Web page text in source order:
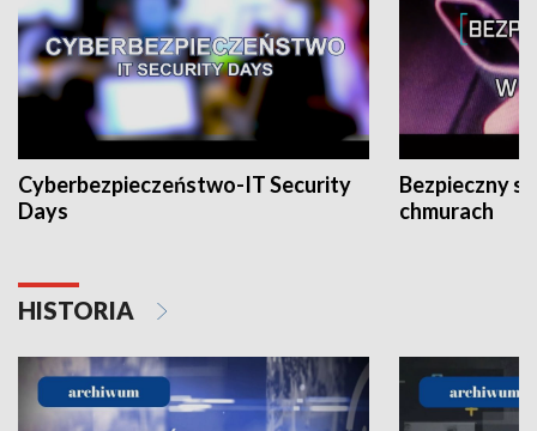
Cyberbezpieczeństwo-IT Security
Days
Bezpieczny
chmurach
HISTORIA